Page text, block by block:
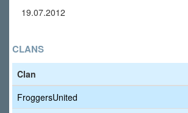
19.07.2012
CLANS
Clan
FroggersUnited